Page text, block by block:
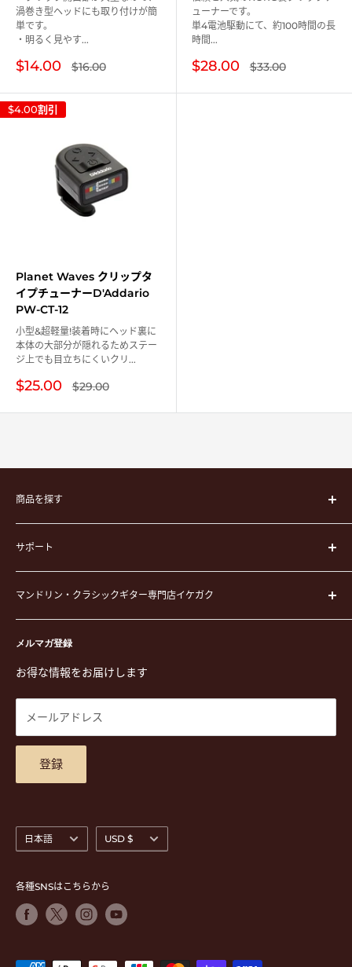
渦巻き型ヘッドにも取り付けが簡
単です。
・明るく見やす...
販
価
格
$14.00 通
$16.00
ューナーです。
単4電池駆動にて、約100時間の長
時間...
販
価
$28.00 通
$33.00
$4.00割引
Planet Waves クリップタ
イプチューナーD'Addario
PW-CT-12
小型&超軽量!装着時にヘッド裏に
本体の大部分が隠れるためステー
ジ上でも目立ちにくいクリ...
販
価
$25.00 通
$29.00
商品を探す
楽器
楽器ケース
弦
ピック
演奏用品
ステーショナリー&アクセサリー
楽譜
DVD
チケット
楽器レンタル
サポート
運営会社
イケガクについて
お買い物ガイド
特定商取引法に基づく表示
プライバシーポリシー
商品検索
お問合せ
アクセスマップ
メルマガ登録
お得な情報をお届けします
メールアドレス
登録
マンドリン・クラシックギター専門店イケガク
TEL. 03-5952-1391 / FAX. 03-5952-1392
営業時間 月-水,金,土 11:00-19:00 / 日,祝 11:00-18:00 (木曜定
休)
語
日本語
貨
USD $
各種SNSはこちらから